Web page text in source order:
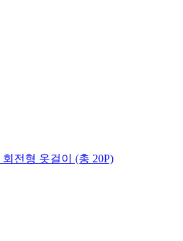
전형 옷걸이 (총 20P)